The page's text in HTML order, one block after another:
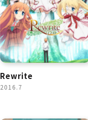
Rewrite
2016.7